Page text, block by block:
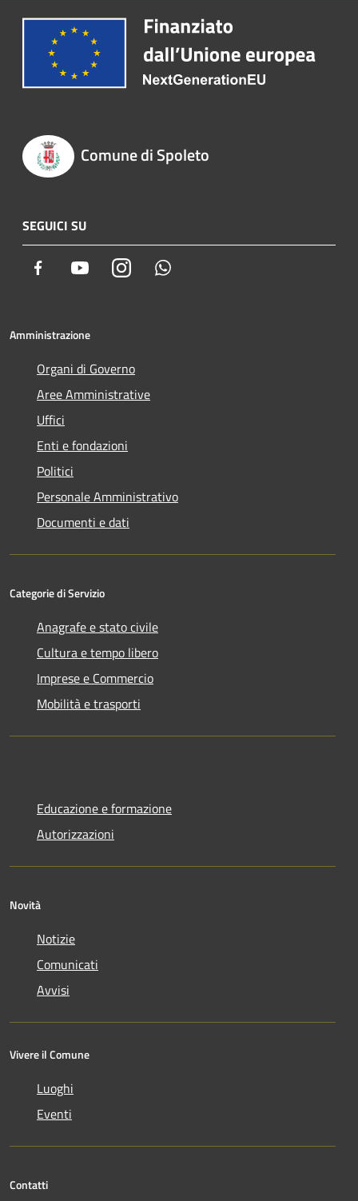
Comune di Spoleto
SEGUICI SU
Facebook YoutubeInstagram
Amministrazione
Organi di Governo
Aree Amministrative
Uffici
Enti e fondazioni
Politici
Personale Amministrativo
Documenti e dati
Categorie di Servizio
Anagrafe e stato civile
Cultura e tempo libero
Imprese e Commercio
Mobilità e trasporti
Educazione e formazione
Autorizzazioni
Novità
Notizie
Comunicati
Avvisi
Vivere il Comune
Luoghi
Eventi
Contatti